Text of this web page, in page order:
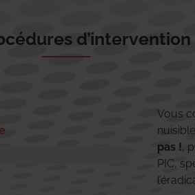
d’intervention
Vous
pas !,
PIC,